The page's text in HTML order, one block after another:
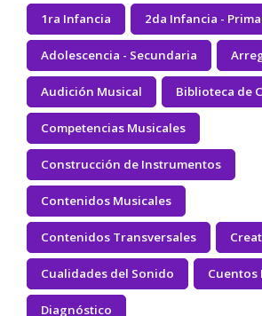
1ra Infancia 2da Infancia -
Adolescencia - Secundaria
Audición Musical Biblioteca de
Competencias Musicales
Construcción de Instrumentos
Contenidos Musicales
Contenidos Transversales
Cualidades del Sonido Cuentos
Diagnóstico